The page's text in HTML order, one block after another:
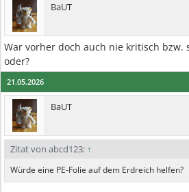
BaUT
War vorher doch auch nie kritisch bzw.
oder?
21.05.2026
BaUT
Zitat von abcd123: ↑
Würde eine PE-Folie auf dem Erdreich helfen?